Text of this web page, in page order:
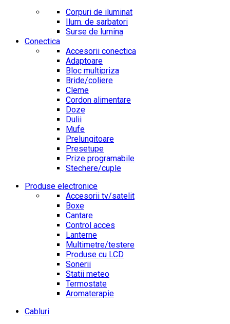
Corpuri de iluminat
Ilum. de sarbatori
Surse de lumina
Conectica
Accesorii conectica
Adaptoare
Bloc multipriza
Bride/coliere
Cleme
Cordon alimentare
Doze
Dulii
Mufe
Prelungitoare
Presetupe
Prize programabile
Stechere/cuple
Produse electronice
Accesorii tv/satelit
Boxe
Cantare
Control acces
Lanterne
Multimetre/testere
Produse cu LCD
Sonerii
Statii meteo
Termostate
Aromaterapie
Cabluri